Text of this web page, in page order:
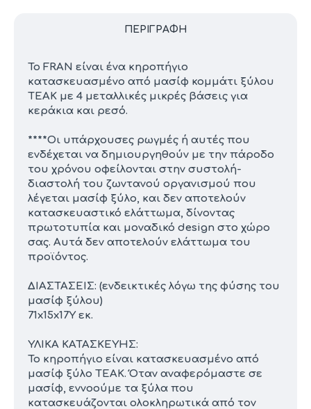
ΠΕΡΙΓΡΑΦΉ
Το FRAN είναι ένα κηροπήγιο
κατασκευασμένο από μασίφ κομμάτι ξύλου
TEAK με 4 μεταλλικές μικρές βάσεις για
κεράκια και ρεσό.
****Οι υπάρχουσες ρωγμές ή αυτές που
ενδέχεται να δημιουργηθούν με την πάροδο
του χρόνου οφείλονται στην συστολή-
διαστολή του ζωντανού οργανισμού που
λέγεται μασίφ ξύλο, και δεν αποτελούν
κατασκευαστικό ελάττωμα, δίνοντας
πρωτοτυπία και μοναδικό design στο χώρο
σας. Αυτά δεν αποτελούν ελάττωμα του
προϊόντος.
ΔΙΑΣΤΑΣΕΙΣ: (ενδεικτικές λόγω της φύσης του
μασίφ ξύλου)
71x15x17Υ εκ.
ΥΛΙΚΑ ΚΑΤΑΣΚΕΥΗΣ:
Το κηροπήγιο είναι κατασκευασμένο από
μασίφ ξύλο ΤΕΑΚ. Όταν αναφερόμαστε σε
μασίφ, εννοούμε τα ξύλα που
κατασκευάζονται ολοκληρωτικά από τον